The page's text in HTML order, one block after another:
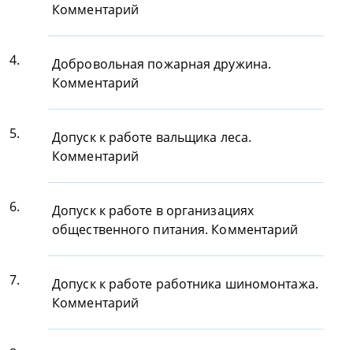
Комментарий
4.
Добровольная пожарная дружина.
Комментарий
5.
Допуск к работе вальщика леса.
Комментарий
6.
Допуск к работе в организациях
общественного питания. Комментарий
7.
Допуск к работе работника шиномонтажа.
Комментарий